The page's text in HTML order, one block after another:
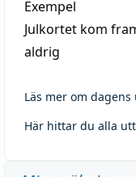
Exempel
Julkortet kom
aldrig
Läs mer om dagens
Här hittar du alla